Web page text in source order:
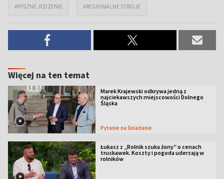
#PYSZNE JEDZENIE #REGIONALNE STROJE
Więcej na ten temat
Marek Krajewski odkrywa jedną z
najciekawszych miejscowości Dolnego
Śląska
Pytanie na Śniadanie
Łukasz z „Rolnik szuka żony” o cenach
truskawek. Koszty i pogoda uderzają w
rolników